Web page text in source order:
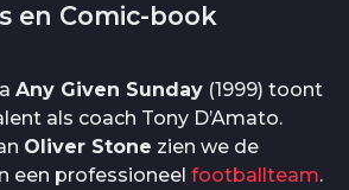
en Comic-book
Any Given Sunday (1999) toont
als coach Tony D’Amato.
Oliver Stone zien we de
een professioneel footballteam.